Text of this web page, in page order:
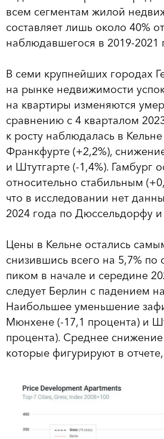
всем сегментам жилой
составляет лишь около 40%
наблюдавшегося в 2019-2021
В семи крупнейших городах
на рынке недвижимости
на квартиры изменяются
сравнению с 4 кварталом
к росту наблюдалась в
Франкфурте (+2,2%),
и Штутгарте (-1,4%). Гамбург
относительно стабильным
что в исследовании нет
2024 года по Дюссельдорфу
Цены в Кельне остались
снизившись всего на 5,7% по
пиком в начале и середине
следует Берлин с падением
Наибольшее уменьшение
Мюнхене (-17,1 процента) и
процента). Среднее
которые фигурируют в отчете,